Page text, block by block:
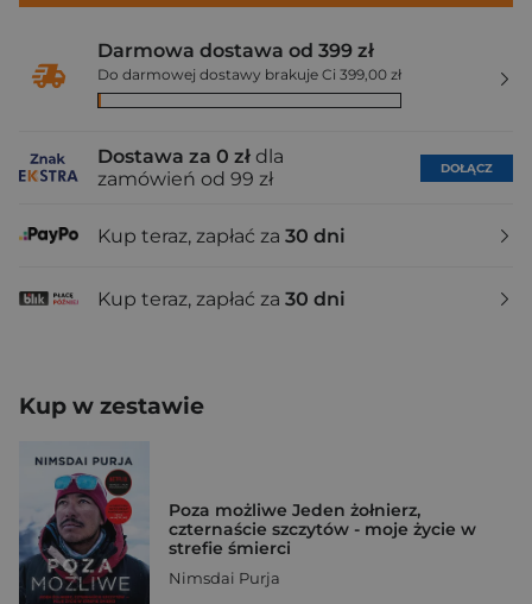
Darmowa dostawa od 399 zł
Do darmowej dostawy brakuje Ci 399,00 zł
Dostawa za 0 zł dla
zamówień od 99 zł
DOŁĄCZ
Kup teraz, zapłać za 30 dni
Kup teraz, zapłać za 30 dni
Kup w zestawie
Poza możliwe Jeden żołnierz,
czternaście szczytów - moje życie w
strefie śmierci
Nimsdai Purja